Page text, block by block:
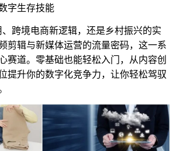
字生存技能
跨境电商新逻辑，还是乡村振兴的实
剪辑与新媒体运营的流量密码，这一系
赛道。零基础也能轻松入门，从内容创
提升你的数字化竞争力，让你轻松驾驭